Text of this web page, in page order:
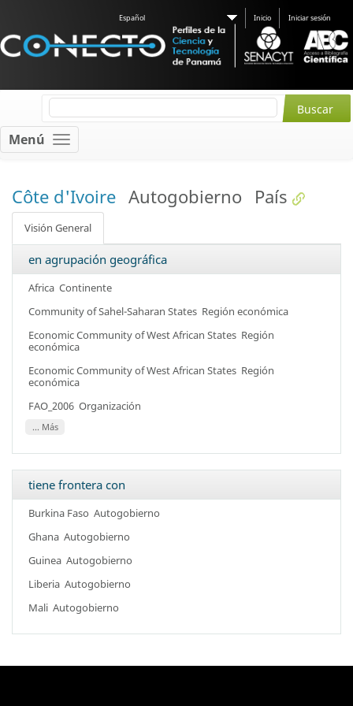
Español Inicio Iniciar sesión
Menú
Côte d'Ivoire Autogobierno País
Visión General
en agrupación geográfica
Africa Continente
Community of Sahel-Saharan States Región económica
Economic Community of West African States Región
económica
Economic Community of West African States Región
económica
FAO_2006 Organización
... Más
tiene frontera con
Burkina Faso Autogobierno
Ghana Autogobierno
Guinea Autogobierno
Liberia Autogobierno
Mali Autogobierno